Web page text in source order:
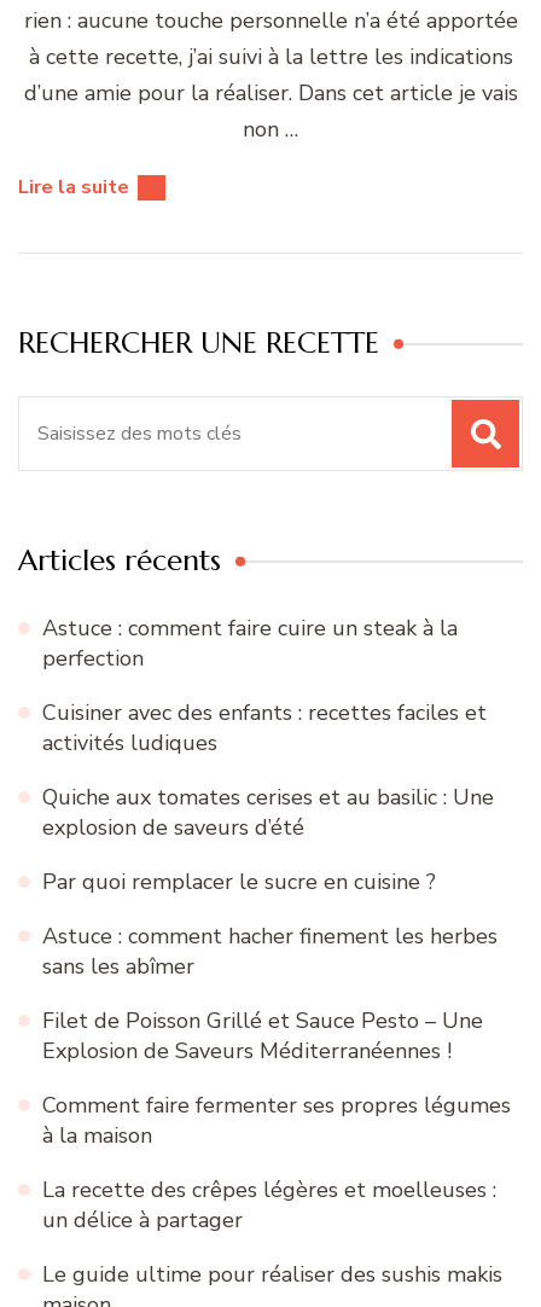
rien : aucune touche personnelle n’a été apportée
à cette recette, j’ai suivi à la lettre les indications
d’une amie pour la réaliser. Dans cet article je vais
non …
Lire la suite
RECHERCHER UNE RECETTE
Articles récents
Astuce : comment faire cuire un steak à la
perfection
Cuisiner avec des enfants : recettes faciles et
activités ludiques
Quiche aux tomates cerises et au basilic : Une
explosion de saveurs d’été
Par quoi remplacer le sucre en cuisine ?
Astuce : comment hacher finement les herbes
sans les abîmer
Filet de Poisson Grillé et Sauce Pesto – Une
Explosion de Saveurs Méditerranéennes !
Comment faire fermenter ses propres légumes
à la maison
La recette des crêpes légères et moelleuses :
un délice à partager
Le guide ultime pour réaliser des sushis makis